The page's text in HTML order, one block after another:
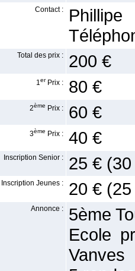
Contact :
Phillipe
Total des prix : 200 €
1er Prix : 80 €
2ème Prix : 60 €
3ème Prix : 40 €
Inscription Senior : 25 €
Inscription Jeunes : 20 €
Annonce :
5ème
Ecole
Vanves